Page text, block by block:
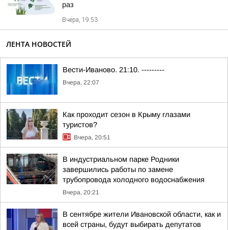
раз
Вчера, 19:53
ЛЕНТА НОВОСТЕЙ
Вести-Иваново. 21:10. ---------
Вчера, 22:07
Как проходит сезон в Крыму глазами
туристов?
Вчера, 20:51
В индустриальном парке Родники
завершились работы по замене
трубопровода холодного водоснабжения
Вчера, 20:21
В сентябре жители Ивановской области, как и
всей страны, будут выбирать депутатов